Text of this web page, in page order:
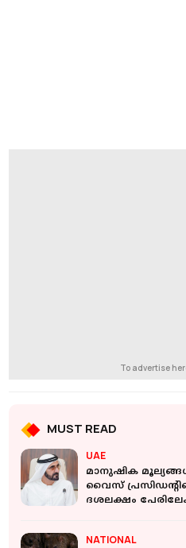
To advertise
MUST READ
UAE
മാനുഷിക
വൈസ്
ദശലക്ഷം
NATIONAL